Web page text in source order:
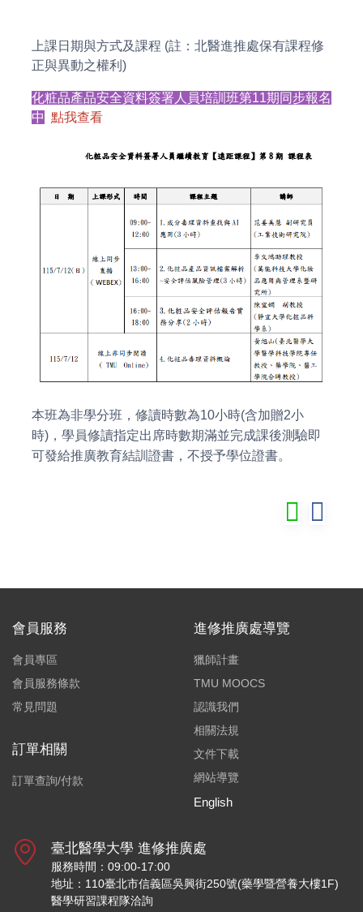
上課日期與方式及課程 (註：北醫進推處保有課程修
正與異動之權利)
化粧品產品安全資料簽署人員培訓班第11期同步報名
中 點我查看
本班為非學分班，修讀時數為10小時(含加贈2小
時)，學員修讀指定出席時數期滿並完成課後測驗即
可發給推廣教育結訓證書，不授予學位證書。
會員服務
會員專區
會員服務條款
常見問題
訂單相關
訂單查詢/付款
進修推廣處導覽
獵師計畫
TMU MOOCS
認識我們
相關法規
文件下載
網站導覽
English
臺北醫學大學 進修推廣處
服務時間：09:00-17:00
地址：110臺北市信義區吳興街250號(藥學暨營養大樓1F)
醫學研習課程隊洽詢